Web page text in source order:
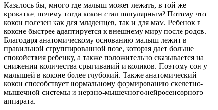
Казалось бы, много где малыш может лежать, в той же
кроватке, почему тогда кокон стал популярным? Потому что
кокон полезен как для младенцев, так и для мам. Ребенок в
коконе быстрее адаптируется к внешнему миру после родов.
Благодаря анатомическому основанию малыш лежит в
правильной сгруппированной позе, которая дает больше
спокойствия ребенку, а также положительно сказывается на
снижении количества срыгиваний и коликов. Поэтому сон у
малышей в коконе более глубокий. Также анатомический
кокон способствует нормальному формированию скелетно-
мышечной системы и нервно-мышечного/нейросенсорного
аппарата.